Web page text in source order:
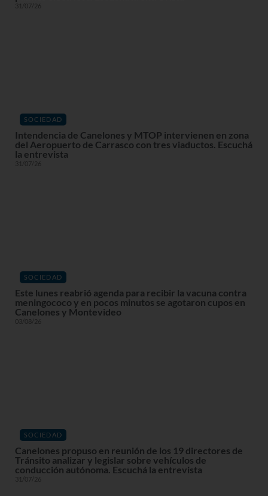
31/07/26
SOCIEDAD
Intendencia de Canelones y MTOP intervienen en zona
del Aeropuerto de Carrasco con tres viaductos. Escuchá
la entrevista
31/07/26
SOCIEDAD
Este lunes reabrió agenda para recibir la vacuna contra
meningococo y en pocos minutos se agotaron cupos en
Canelones y Montevideo
03/08/26
SOCIEDAD
Canelones propuso en reunión de los 19 directores de
Tránsito analizar y legislar sobre vehículos de
conducción autónoma. Escuchá la entrevista
31/07/26